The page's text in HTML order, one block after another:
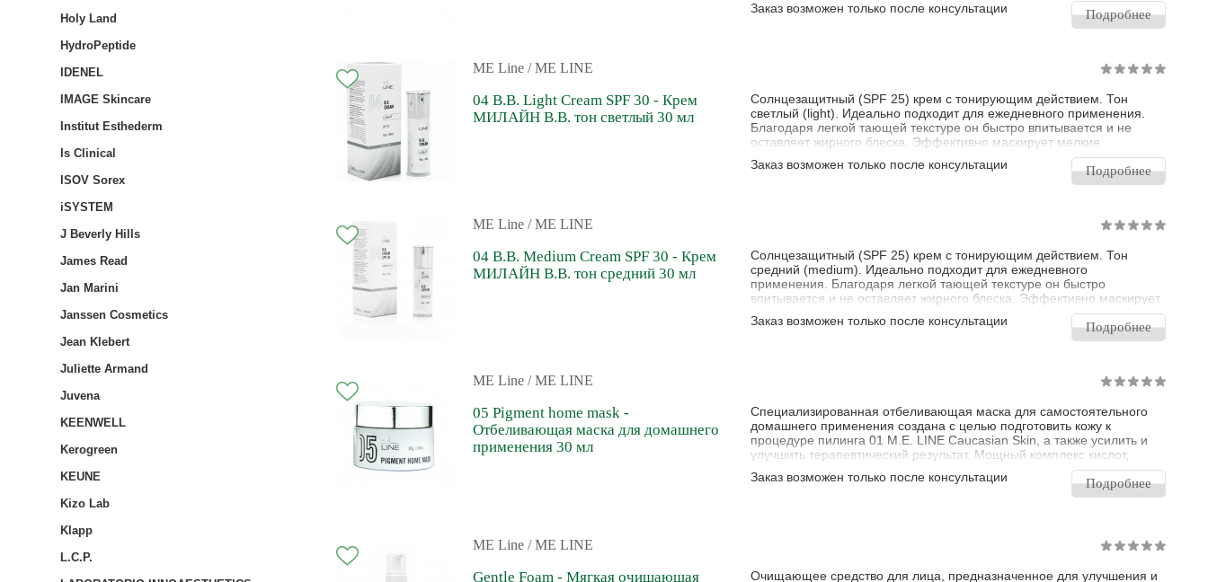
Заказ возможен только после консультации
Подробнее
ME Line / ME LINE
04 B.B. Light Cream SPF 30 - Крем
МИЛАЙН B.B. тон светлый 30 мл
Солнцезащитный (SPF 25) крем с тонирующим действием. Тон
светлый (light). Идеально подходит для ежедневного применения.
Благодаря легкой тающей текстуре он быстро впитывается и не
оставляет жирного блеска. Эффективно маскирует мелкие
недостатки, скрывает расширенные поры и покраснения, матирует и
придает коже свежий, естественный и ровный цвет. Кроме того, крем
смягчает, питает кожу, активирует ее обменные процессы,
Заказ возможен только после консультации Подробнее
ME Line / ME LINE
04 B.B. Medium Cream SPF 30 - Крем
МИЛАЙН B.B. тон средний 30 мл
Солнцезащитный (SPF 25) крем с тонирующим действием. Тон
средний (medium). Идеально подходит для ежедневного
применения. Благодаря легкой тающей текстуре он быстро
впитывается и не оставляет жирного блеска. Эффективно маскирует
мелкие недостатки, скрывает расширенные поры и покраснения,
матирует и придает коже свежий, естественный и ровный цвет. Кроме
того, крем смягчает, питает кожу, активирует ее обменные процессы,
Заказ возможен только после консультации Подробнее
ME Line / ME LINE
05 Pigment home mask -
Отбеливающая маска для домашнего
применения 30 мл
Специализированная отбеливающая маска для самостоятельного
домашнего применения создана с целью подготовить кожу к
процедуре пилинга 01 M.E. LINE Caucasian Skin, а также усилить и
улучшить терапевтический результат. Мощный комплекс кислот,
входящий в состав маски, снижает синтез меланина, устраняя
пигментные пятна и предотвращая их появление в будущем,
разрыхляет и отшелушивает отмершие клетки, разглаживает
Заказ возможен только после консультации Подробнее
ME Line / ME LINE
Gentle Foam - Мягкая очищающая
Очищающее средство для лица, предназначенное для улучшения и
Holy Land
HydroPeptide
IDENEL
IMAGE Skincare
Institut Esthederm
Is Clinical
ISOV Sorex
iSYSTEM
J Beverly Hills
James Read
Jan Marini
Janssen Cosmetics
Jean Klebert
Juliette Armand
Juvena
KEENWELL
Kerogreen
KEUNE
Kizo Lab
Klapp
L.C.P.